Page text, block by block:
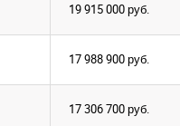
19 915 000руб.
17 988 900руб.
17 306 700руб.